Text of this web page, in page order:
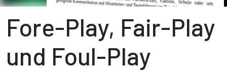
Fore-Play, Fair-Play
und Foul-Play